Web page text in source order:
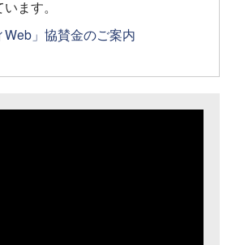
ます。
Web」協賛金のご案内